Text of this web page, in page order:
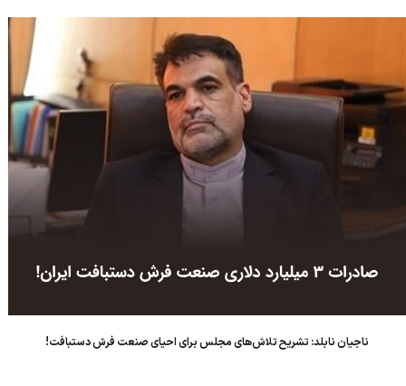
ناجیان نابلد: تشریح تلاش‌های مجلس برای احیای صنعت فرش دستبافت!